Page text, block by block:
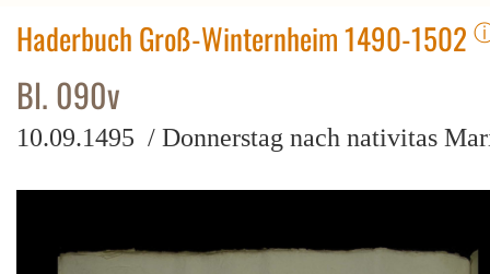
Haderbuch Groß-Winternheim 1490-1502
Bl. 090v
10.09.1495 / Donnerstag nach nativitas